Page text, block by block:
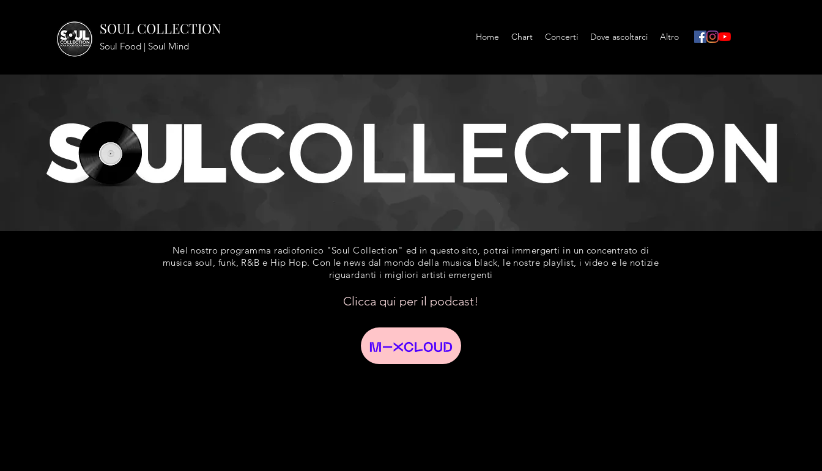
SOUL COLLECTION
Soul Food | Soul Mind
Home Chart Concerti Dove ascoltarci Altro
Nel nostro programma radiofonico "Soul Collection" ed in questo sito, potrai immergerti in un concentrato di
musica soul, funk, R&B e Hip Hop. Con le news dal mondo della musica black, le nostre playlist, i video e le notizie
riguardanti i migliori artisti emergenti
Clicca qui per il podcast!